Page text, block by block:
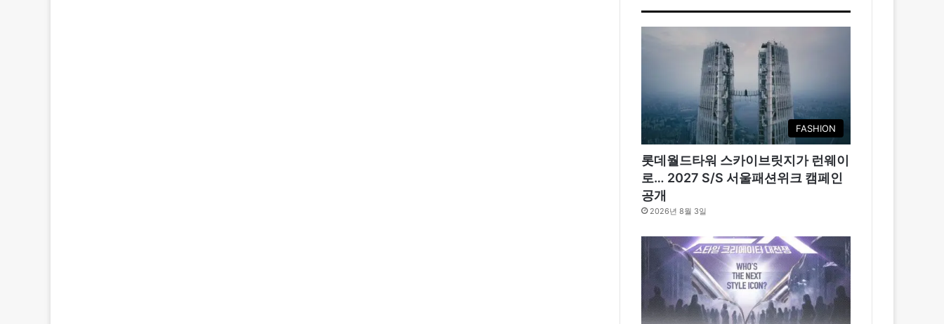
FASHION
롯데월드타워 스카이브릿지가 런웨이
로… 2027 S/S 서울패션위크 캠페인
공개
2026년 8월 3일